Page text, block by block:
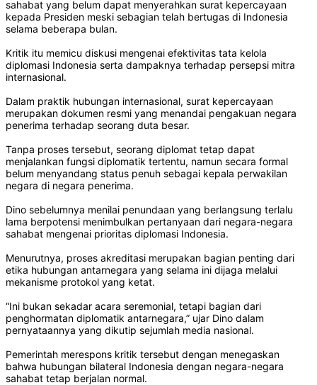
sahabat yang belum dapat menyerahkan surat kepercayaan
kepada Presiden meski sebagian telah bertugas di Indonesia
selama beberapa bulan.
Kritik itu memicu diskusi mengenai efektivitas tata kelola
diplomasi Indonesia serta dampaknya terhadap persepsi mitra
internasional.
Dalam praktik hubungan internasional, surat kepercayaan
merupakan dokumen resmi yang menandai pengakuan negara
penerima terhadap seorang duta besar.
Tanpa proses tersebut, seorang diplomat tetap dapat
menjalankan fungsi diplomatik tertentu, namun secara formal
belum menyandang status penuh sebagai kepala perwakilan
negara di negara penerima.
Dino sebelumnya menilai penundaan yang berlangsung terlalu
lama berpotensi menimbulkan pertanyaan dari negara-negara
sahabat mengenai prioritas diplomasi Indonesia.
Menurutnya, proses akreditasi merupakan bagian penting dari
etika hubungan antarnegara yang selama ini dijaga melalui
mekanisme protokol yang ketat.
“Ini bukan sekadar acara seremonial, tetapi bagian dari
penghormatan diplomatik antarnegara,” ujar Dino dalam
pernyataannya yang dikutip sejumlah media nasional.
Pemerintah merespons kritik tersebut dengan menegaskan
bahwa hubungan bilateral Indonesia dengan negara-negara
sahabat tetap berjalan normal.